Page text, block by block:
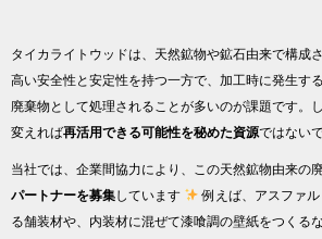
タイカライトウッドは、天然鉱物や鉱石由来で構成
高い安全性と安定性を持つ一方で、加工時に発生す
廃棄物として処理されることが多いのが課題です。
変えれば再活用できる可能性を秘めた資源ではない
当社では、企業間協力により、この天然鉱物由来の
パートナーを募集しています
例えば、アスファ
る舗装材や、内装材に混ぜて漆喰調の壁紙をつくる